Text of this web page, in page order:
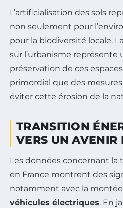
L’artificialisation des sols
non seulement pour
pour la biodiversité locale.
sur l’urbanisme représente
préservation de ces
primordial que des
éviter cette érosion de la
TRANSITION
VERS UN AVENIR
Les données concernant la
en France montrent des
notamment avec la
véhicules électriques. En